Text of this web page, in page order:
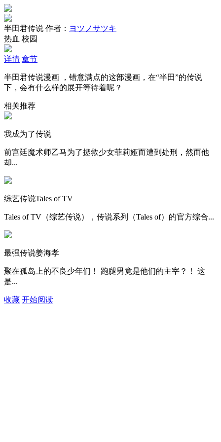
半田君传说 作者： ヨツノサツキ
热血 校园
详情 章节
半田君传说漫画 ，错意满点的这部漫画，在“半田”的传说
下，会有什么样的展开等待着呢？
相关推荐
我成为了传说
前宫廷魔术师乙马为了拯救少女菲莉娅而遭到处刑，然而他
却...
综艺传说Tales of TV
Tales of TV（综艺传说），传说系列（Tales of）的官方综合...
最强传说姜海孝
聚在孤岛上的不良少年们！ 跑腿男竟是他们的主宰？！ 这
是...
收藏 开始阅读